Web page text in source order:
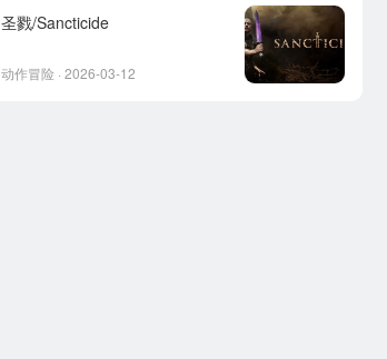
圣戮/Sancticide
动作冒险 · 2026-03-12